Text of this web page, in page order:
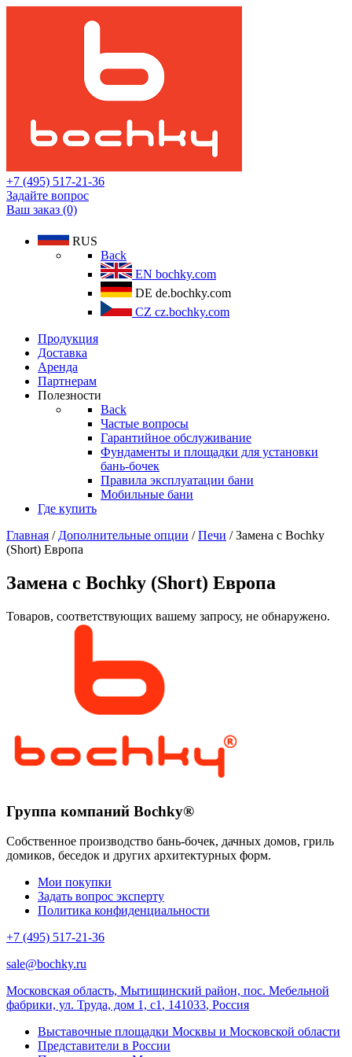
+7 (495) 517-21-36
Задайте вопрос
Ваш заказ (0)
RUS
Back
EN bochky.com
DE de.bochky.com
CZ cz.bochky.com
Продукция
Доставка
Аренда
Партнерам
Полезности
Back
Частые вопросы
Гарантийное обслуживание
Фундаменты и площадки для установки
бань-бочек
Правила эксплуатации бани
Мобильные бани
Где купить
Главная / Дополнительные опции /Печи / Замена с Bochky
(Short) Европа
Замена с Bochky (Short) Европа
Товаров, соответствующих вашему запросу, не обнаружено.
Группа компаний Bochky®
Собственное производство бань-бочек, дачных домов, гриль
домиков, беседок и других архитектурных форм.
Мои покупки
Задать вопрос эксперту
Политика конфиденциальности
+7 (495) 517-21-36
sale@bochky.ru
Московская область, Мытищинский район, пос. Мебельной
фабрики, ул. Труда, дом 1, с1 , 141033, Россия
Выставочные площадки Москвы и Московской области
Представители в России